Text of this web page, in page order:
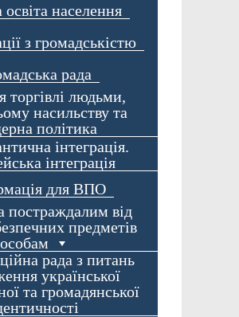
населення
з громадськістю
рада
торгівлі людьми,
насильству та
політика
інтеграція.
інтеграція
для ВПО
постраждалим від
предметів
особам
рада з питань
української
та громадянської